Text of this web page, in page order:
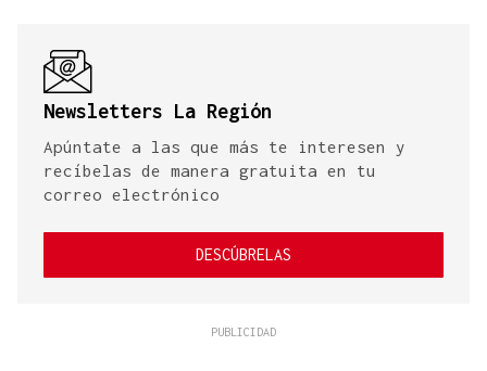
Newsletters La Región
Apúntate a las que más te interesen y
recíbelas de manera gratuita en tu
correo electrónico
DESCÚBRELAS